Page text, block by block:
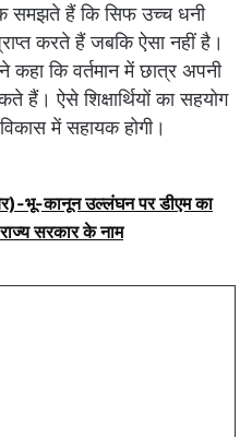
समझते हैं कि सिफ उच्च धनी
करते हैं जबकि ऐसा नहीं है।
कि वर्तमान में छात्र अपनी
हैं। ऐसे शिक्षार्थियों का सहयोग
में सहायक होगी।
भू-कानून उल्लंघन पर डीएम का
सरकार के नाम